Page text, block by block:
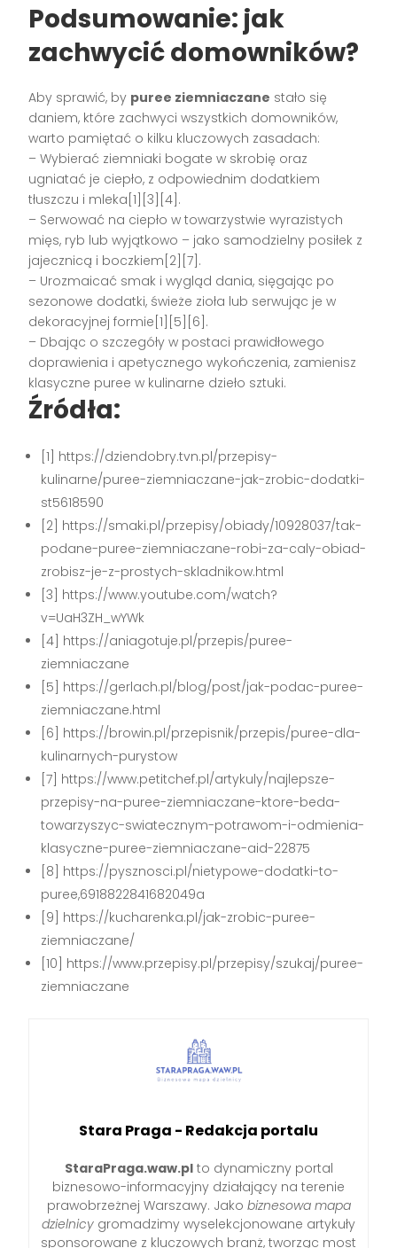
Podsumowanie: jak
zachwycić domowników?
Aby sprawić, by puree ziemniaczane stało się
daniem, które zachwyci wszystkich domowników,
warto pamiętać o kilku kluczowych zasadach:
– Wybierać ziemniaki bogate w skrobię oraz
ugniatać je ciepło, z odpowiednim dodatkiem
tłuszczu i mleka[1][3][4].
– Serwować na ciepło w towarzystwie wyrazistych
mięs, ryb lub wyjątkowo – jako samodzielny posiłek z
jajecznicą i boczkiem[2][7].
– Urozmaicać smak i wygląd dania, sięgając po
sezonowe dodatki, świeże zioła lub serwując je w
dekoracyjnej formie[1][5][6].
– Dbając o szczegóły w postaci prawidłowego
doprawienia i apetycznego wykończenia, zamienisz
klasyczne puree w kulinarne dzieło sztuki.
Źródła:
[1] https://dziendobry.tvn.pl/przepisy-
kulinarne/puree-ziemniaczane-jak-zrobic-dodatki-
st5618590
[2] https://smaki.pl/przepisy/obiady/10928037/tak-
podane-puree-ziemniaczane-robi-za-caly-obiad-
zrobisz-je-z-prostych-skladnikow.html
[3] https://www.youtube.com/watch?
v=UaH3ZH_wYWk
[4] https://aniagotuje.pl/przepis/puree-
ziemniaczane
[5] https://gerlach.pl/blog/post/jak-podac-puree-
ziemniaczane.html
[6] https://browin.pl/przepisnik/przepis/puree-dla-
kulinarnych-purystow
[7] https://www.petitchef.pl/artykuly/najlepsze-
przepisy-na-puree-ziemniaczane-ktore-beda-
towarzyszyc-swiatecznym-potrawom-i-odmienia-
klasyczne-puree-ziemniaczane-aid-22875
[8] https://pysznosci.pl/nietypowe-dodatki-to-
puree,6918822841682049a
[9] https://kucharenka.pl/jak-zrobic-puree-
ziemniaczane/
[10] https://www.przepisy.pl/przepisy/szukaj/puree-
ziemniaczane
Stara Praga - Redakcja portalu
StaraPraga.waw.plto dynamiczny portal
biznesowo-informacyjny działający na terenie
prawobrzeżnej Warszawy. Jako biznesowa mapa
dzielnicy gromadzimy wyselekcjonowane artykuły
sponsorowane z kluczowych branż, tworząc most